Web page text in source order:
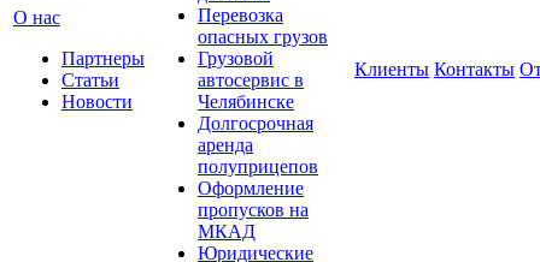
О нас
Партнеры
Статьи
Новости
Перевозка
опасных грузов
Грузовой
автосервис в
Челябинске
Долгосрочная
аренда
полуприцепов
Оформление
пропусков на
МКАД
Юридические
Клиенты Контакты